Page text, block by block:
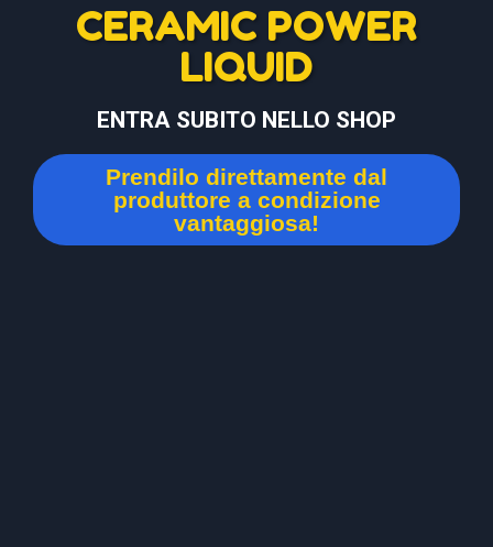
CERAMIC POWER
LIQUID
ENTRA SUBITO NELLO SHOP
Prendilo direttamente dal
produttore a condizione
vantaggiosa!